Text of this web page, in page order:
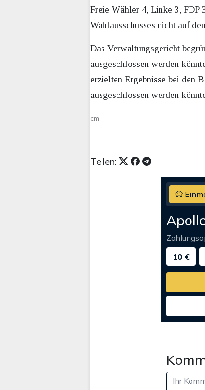
Freie Wähler 4, Linke 3, FDP
Wahlausschusses nicht auf
Das Verwaltungsgericht
ausgeschlossen werden
erzielten Ergebnisse bei den
ausgeschlossen werden
cm
Teilen:
10 €